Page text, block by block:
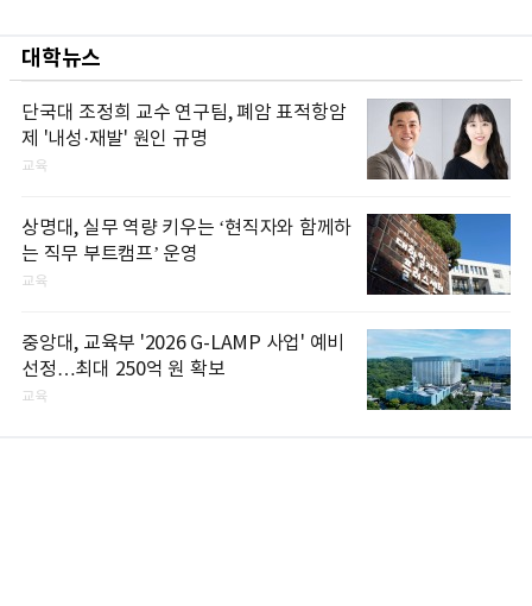
대학뉴스
단국대 조정희 교수 연구팀, 폐암 표적항암
제 '내성·재발' 원인 규명
교육
상명대, 실무 역량 키우는 ‘현직자와 함께하
는 직무 부트캠프’ 운영
교육
중앙대, 교육부 '2026 G-LAMP 사업' 예비
선정…최대 250억 원 확보
교육